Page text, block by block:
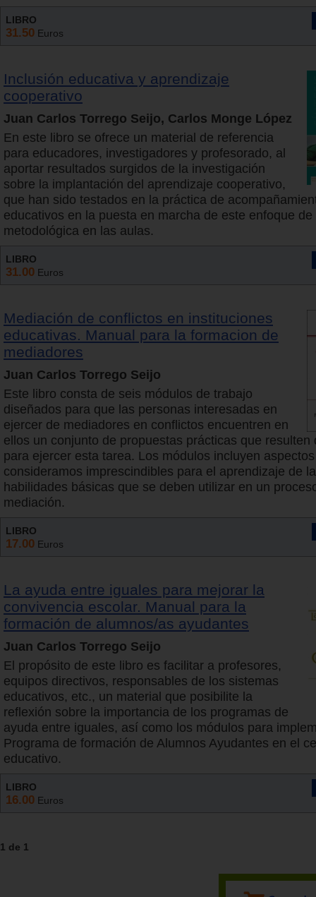
LIBRO
31.50 Euros
Inclusión educativa y aprendizaje
cooperativo
Juan Carlos Torrego Seijo, Carlos Monge López
En este libro se ofrece un material de referencia
para educadores, investigadores y profesorado, al
aportar resultados surgidos de la investigación
sobre la implantación del aprendizaje cooperativo,
que han sido testados en la práctica de
educativos en la puesta en marcha de este enfoque
metodológica en las aulas.
LIBRO
31.00 Euros
Mediación de conflictos en instituciones
educativas. Manual para la formacion de
mediadores
Juan Carlos Torrego Seijo
Este libro consta de seis módulos de trabajo
diseñados para que las personas interesadas en
ejercer de mediadores en conflictos encuentren en
ellos un conjunto de propuestas prácticas que resulten
para ejercer esta tarea. Los módulos incluyen
consideramos imprescindibles para el aprendizaje de
habilidades básicas que se deben utilizar en un
mediación.
LIBRO
17.00 Euros
La ayuda entre iguales para mejorar la
convivencia escolar. Manual para la
formación de alumnos/as ayudantes
Juan Carlos Torrego Seijo
El propósito de este libro es facilitar a profesores,
equipos directivos, responsables de los sistemas
educativos, etc., un material que posibilite la
reflexión sobre la importancia de los programas de
ayuda entre iguales, así como los módulos para
Programa de formación de Alumnos Ayudantes en el
educativo.
LIBRO
16.00 Euros
1 de 1